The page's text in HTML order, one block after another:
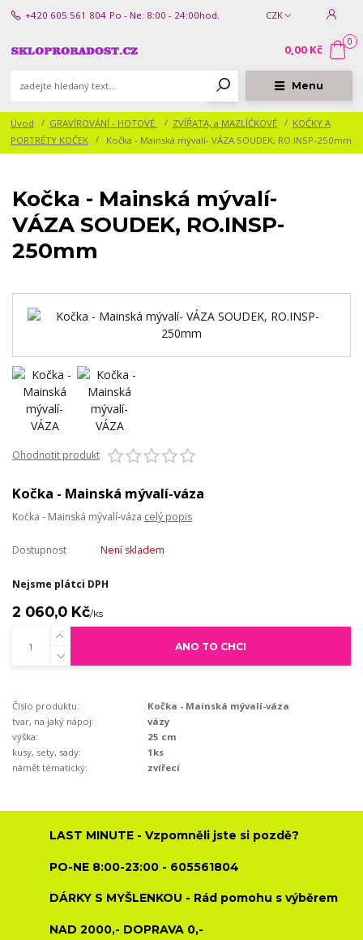
Menu
CZK
+420 605 561 804 Po - Ne: 8:00 - 24:00hod.
0
0,00 Kč
Úvod GRAVÍROVÁNÍ - HOTOVÉ ZVÍŘATA, a MAZLÍČKOVÉ
KOČKY A
PORTRÉTY KOČEK
Kočka - Mainská mývalí- VÁZA SOUDEK, RO.INSP-250mm
Kočka - Mainská mývalí-
VÁZA SOUDEK, RO.INSP-
250mm
Ohodnotit produkt
Kočka - Mainská mývalí-váza
Kočka - Mainská mývalí-váza celý popis
Dostupnost Není skladem
Nejsme plátci DPH
2 060,0 Kč/ks
ANO TO CHCI
Číslo produktu:
Kočka - Mainská mývalí-váza
tvar, na jaký nápoj:
vázy
výška:
25 cm
kusy, sety, sady:
1ks
námět tématický:
zvířecí
LAST MINUTE - Vzpomněli jste si pozdě?
PO-NE 8:00-23:00 - 605561804
DÁRKY S MYŠLENKOU - Rád pomohu s výběrem
NAD 2000,- DOPRAVA 0,-